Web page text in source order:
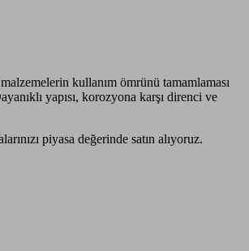
kullanım ömrünü tamamlaması
yapısı, korozyona karşı direnci ve
piyasa değerinde satın alıyoruz.